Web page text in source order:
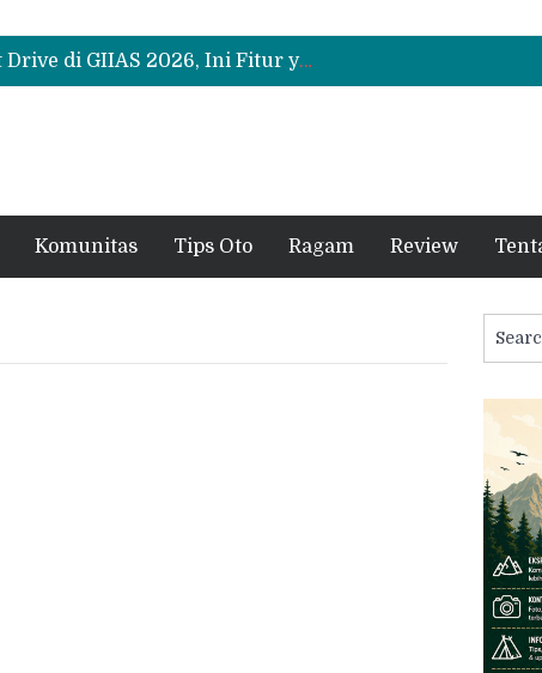
Promo Servis Mitsubishi Agustus 2026, Ada Diskon ESP dan Bodi & Cat Kilau Merdeka
Suzuki XL7 Terbaru Jadi Favorit Test Drive di GIIAS 2026, Ini Fitur yang Paling Dipuji
Bukan Sekadar Sporty, Ini Alasan Suzuki Fronx SGX Hybrid Kuro Layak Dilirik
Komunitas Tips Oto Ragam Review
for: